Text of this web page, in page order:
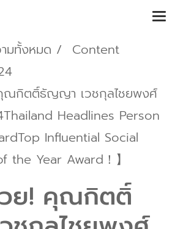
มทั้งหมด
Content
ณกิตติ์ธัญญา เวชกุลไชยพงศ์
Headlines Person
Influential Social
the Year Award！】
วย! คุณกิตติ์